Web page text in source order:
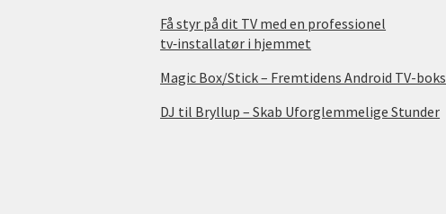
Få styr på dit TV med en professionel
tv‑installatør i hjemmet
Magic Box/Stick – Fremtidens Android TV-boks
DJ til Bryllup – Skab Uforglemmelige Stunder